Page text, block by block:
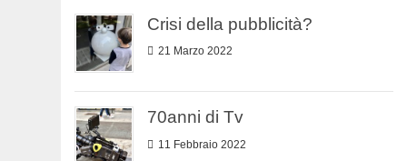
Crisi della pubblicità?
21 Marzo 2022
70anni di Tv
11 Febbraio 2022